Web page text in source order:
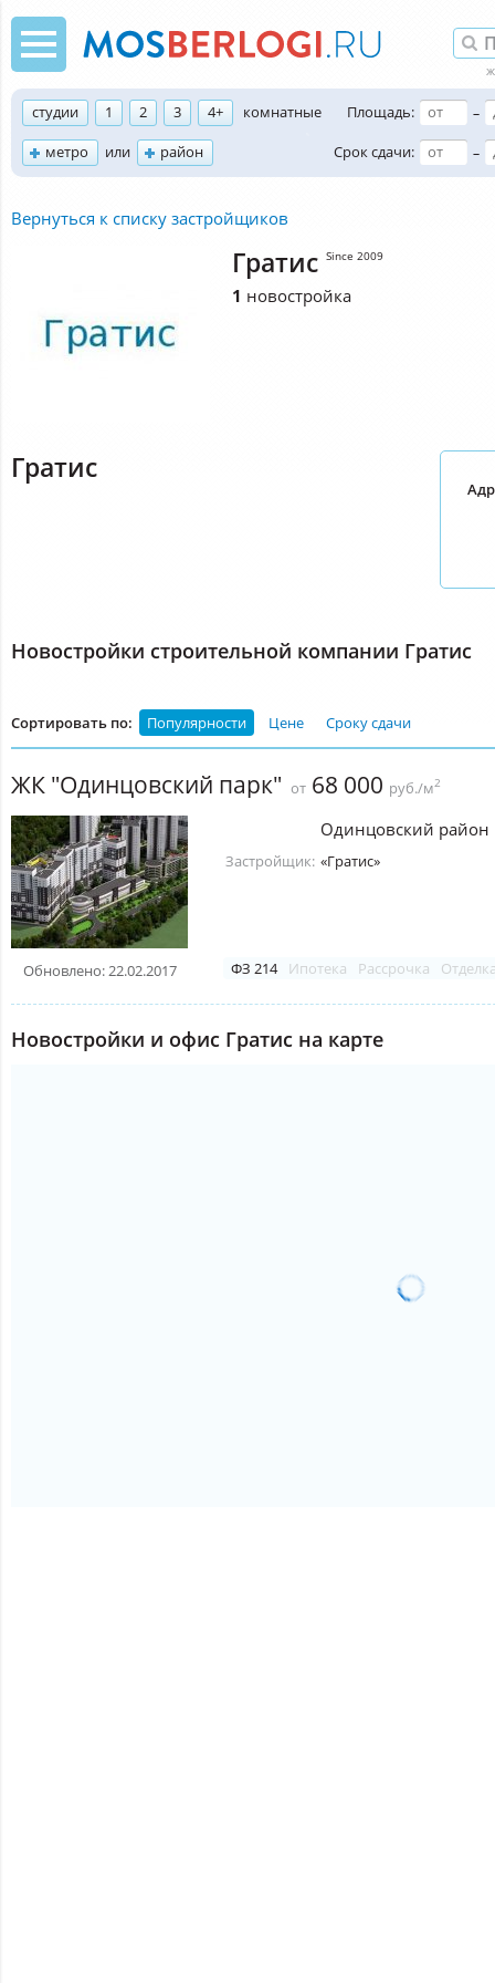
студии 1 2 3 4+
комнатные
метро
или район
Площадь:
–
Срок сдачи:
–
Вернуться к списку застройщиков
Гратис Since 2009
1 новостройка
Гратис
Новостройки строительной компании Гратис
Сортировать по: Популярности Цене Сроку сдачи
ЖК "Одинцовский парк" от 68 000 руб./м2
Обновлено: 22.02.2017
Одинцовский район
Застройщик: «Гратис»
ФЗ 214 Ипотека Рассрочка
Новостройки и офис Гратис на карте